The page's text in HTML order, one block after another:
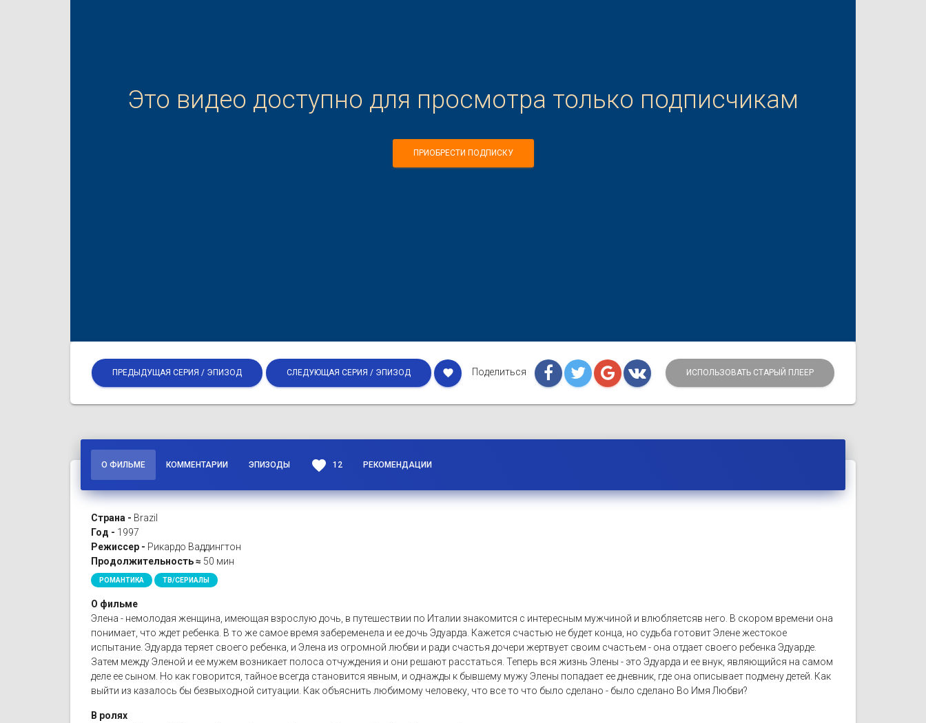
Это видео доступно для просмотра только подписчикам
ПРИОБРЕСТИ ПОДПИСКУ
ПРЕДЫДУЩАЯ СЕРИЯ / ЭПИЗОД СЛЕДУЮЩАЯ СЕРИЯ / ЭПИЗОД favorite Поделиться ИСПОЛЬЗОВАТЬ СТАРЫЙ ПЛЕЕР
О ФИЛЬМЕ КОММЕНТАРИИ ЭПИЗОДЫ favorite 12 РЕКОМЕНДАЦИИ
Страна - Brazil
Год - 1997
Режиссер - Рикардо Ваддингтон
Продолжительность ≈ 50 мин
РОМАНТИКА ТВ/СЕРИАЛЫ
О фильме
Элена - немолодая женщина, имеющая взрослую дочь, в путешествии по Италии знакомится с интересным мужчиной и влюбляетсяв него. В скором времени она
понимает, что ждет ребенка. В то же самое время забеременела и ее дочь Эдуарда. Кажется счастью не будет конца, но судьба готовит Элене жестокое
испытание. Эдуарда теряет своего ребенка, и Элена из огромной любви и ради счастья дочери жертвует своим счастьем - она отдает своего ребенка Эдуарде.
Затем между Эленой и ее мужем возникает полоса отчуждения и они решают расстаться. Теперь вся жизнь Элены - это Эдуарда и ее внук, являющийся на самом
деле ее сыном. Но как говорится, тайное всегда становится явным, и однажды к бывшему мужу Элены попадает ее дневник, где она описывает подмену детей. Как
выйти из казалось бы безвыходной ситуации. Как объяснить любимому человеку, что все то что было сделано - было сделано Во Имя Любви?
В ролях